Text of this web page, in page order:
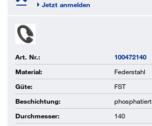
Jetzt anmelden
Art. Nr.:
100472140
Material:
Federstahl
Güte:
FST
Beschichtung:
phosphatiert
Durchmesser:
140